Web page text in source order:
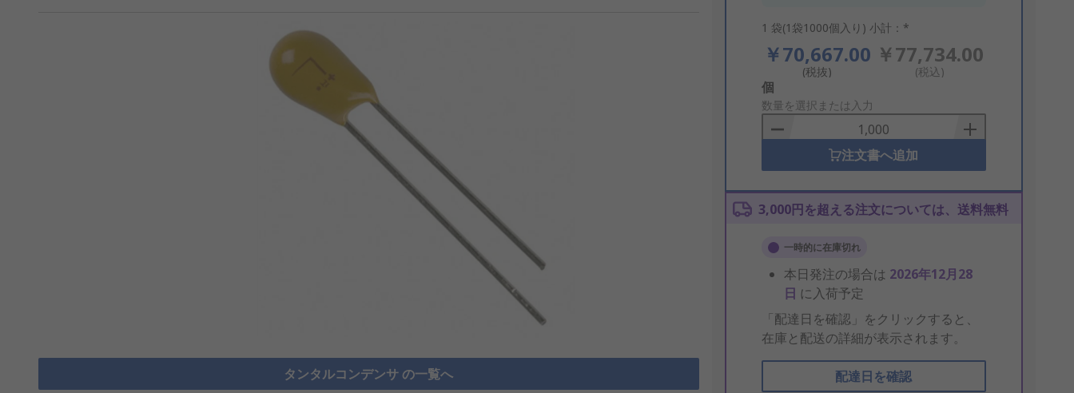
タンタルコンデンサ の一覧へ
1 袋(1袋1000個入り) 小計：*
￥70,667.00
(税抜)
￥77,734.00
(税込)
Add
to
Basket
個
数量を選択または入力
注文書へ追加
3,000円を超える注文については、送料無料
一時的に在庫切れ
本日発注の場合は 2026年12月28
日 に入荷予定
「配達日を確認」をクリックすると、
在庫と配送の詳細が表示されます。
配達日を確認